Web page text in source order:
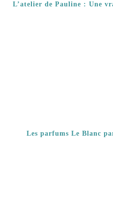
L’atelier de Pauline : Une
Les parfums Le Blanc